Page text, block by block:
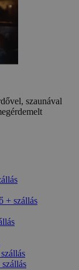
szaunával
+ szállás